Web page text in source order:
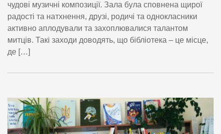
чудові музичні композиції. Зала була сповнена щирої
радості та натхнення, друзі, родичі та однокласники
активно аплодували та захоплювалися талантом
митців. Такі заходи доводять, що бібліотека – це місце,
де […]